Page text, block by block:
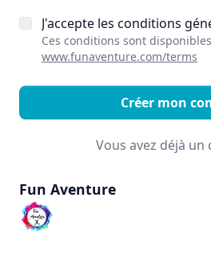
J'accepte les conditions
Ces conditions sont
www.funaventure.com/terms
Créer mon
Vous avez déjà un
Fun Aventure